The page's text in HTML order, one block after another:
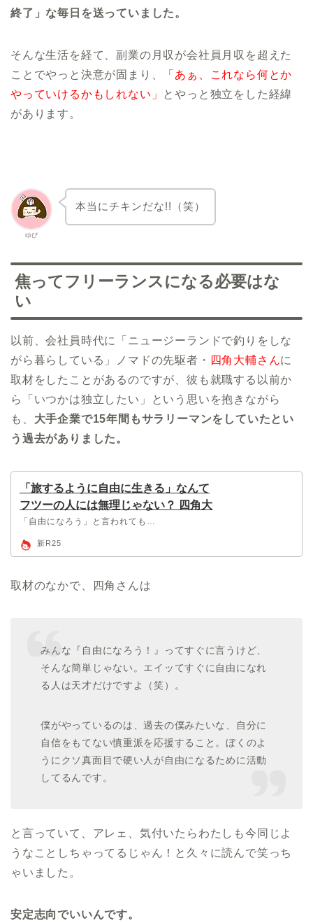
終了」な毎日を送っていました。
そんな生活を経て、副業の月収が会社員月収を超えた
ことでやっと決意が固まり、
「あぁ、これなら何とか
やっていけるかもしれない」
とやっと独立をした経緯
があります。
ゆぴ
本当にチキンだな!!（笑）
焦ってフリーランスになる必要はな
い
以前、会社員時代に「ニュージーランドで釣りをしな
がら暮らしている」ノマドの先駆者・ 四角大輔さんに
取材をしたことがあるのですが、彼も就職する以前か
ら「いつかは独立したい」という思いを抱きながら
も、 大手企業で15年間もサラリーマンをしていたとい
う過去がありました。
「旅するように自由に生きる」なんて
フツーの人には無理じゃない？ 四角大
輔にツッコんだ｜新R25 – 20代ビジネ
スパーソンのバイブル
「自由になろう」と言われても…
新R25
取材のなかで、四角さんは
みんな『 自由になろう！』
ってすぐに言うけど、
そんな簡単じゃない。 エイッてすぐに自由になれ
る人は天才だけですよ（笑）。
僕がやっているのは、過去の僕みたいな、自分に
自信をもてない慎重派を応援すること。ぼくのよ
うにクソ真面目で硬い人が自由になるために活動
してるんです。
と言っていて、アレェ、気付いたらわたしも今同じよ
うなことしちゃってるじゃん！と久々に読んで笑っち
ゃいました。
安定志向でいいんです。